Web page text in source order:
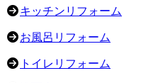
キッチンリフォーム
お風呂リフォーム
トイレリフォーム